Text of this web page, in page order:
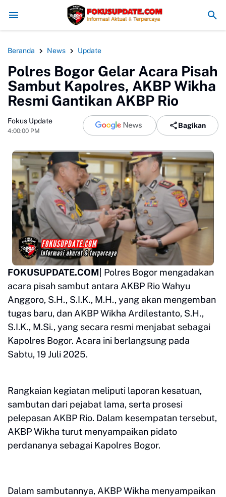
Redam Konflik, Kapolres Bogor Minta PT PMC Tunda Aktivitas di
Beranda News Update
Polres Bogor Gelar Acara Pisah
Sambut Kapolres, AKBP Wikha
Resmi Gantikan AKBP Rio
Fokus Update
4:00:00 PM
Bagikan
FOKUSUPDATE.COM | Polres Bogor mengadakan
acara pisah sambut antara AKBP Rio Wahyu
Anggoro, S.H., S.I.K., M.H., yang akan mengemban
tugas baru, dan AKBP Wikha Ardilestanto, S.H.,
S.I.K., M.Si., yang secara resmi menjabat sebagai
Kapolres Bogor. Acara ini berlangsung pada
Sabtu, 19 Juli 2025.
Rangkaian kegiatan meliputi laporan kesatuan,
sambutan dari pejabat lama, serta prosesi
pelepasan AKBP Rio. Dalam kesempatan tersebut,
AKBP Wikha turut menyampaikan pidato
perdananya sebagai Kapolres Bogor.
Dalam sambutannya, AKBP Wikha menyampaikan